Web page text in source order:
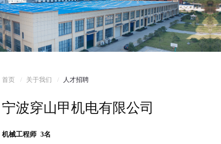
首页 关于我们 人才招聘
宁波穿山甲机电有限公司
机械工程师 3名